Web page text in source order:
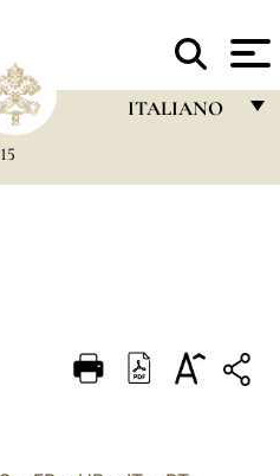
ITALIANO
DEUTSCH